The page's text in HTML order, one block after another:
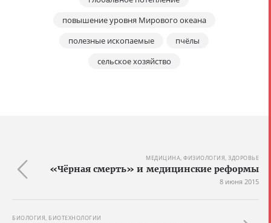
повышение уровня Мирового океана
полезные ископаемые
пчёлы
сельское хозяйство
МЕДИЦИНА, ФИЗИОЛОГИЯ, ЗДОРОВЬЕ
«Чёрная смерть» и медицинские реформы
8 июня 2015
БИОЛОГИЯ, БИОТЕХНОЛОГИИ